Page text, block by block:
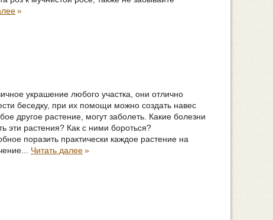
»
украшение любого участка, они отлично
беседку, при их помощи можно создать навес
другое растение, могут заболеть. Какие болезни
эти растения? Как с ними бороться?
поразить практически каждое растение на
Читать далее»